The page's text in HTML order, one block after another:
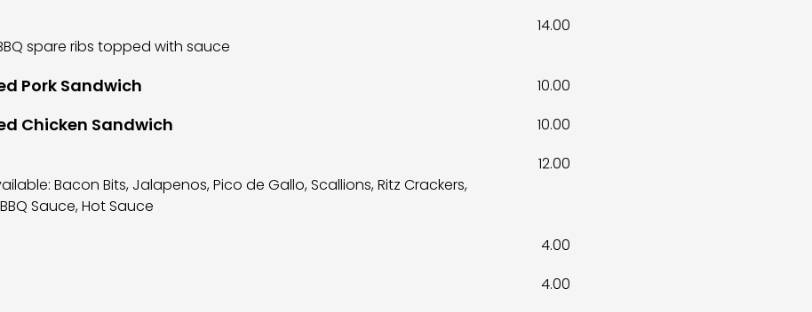
spare ribs topped with sauce
14.00
Pork Sandwich 10.00
Chicken Sandwich 10.00
Bacon Bits, Jalapenos, Pico de Gallo, Scallions, Ritz Crackers,
Sauce, Hot Sauce
12.00
4.00
4.00